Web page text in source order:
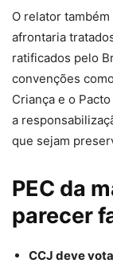
O relator
afrontaria
ratificados pelo
convenções
Criança e o
a
que sejam
PEC da
parecer
CCJ deve